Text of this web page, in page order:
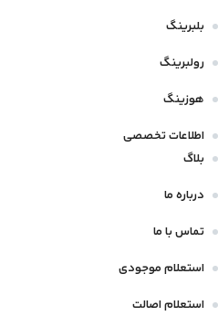
بلبرینگ
رولبرینگ
هوزینگ
اطلاعات تخصصی
بلاگ
درباره ما
تماس با ما
استعلام موجودی
استعلام اصالت